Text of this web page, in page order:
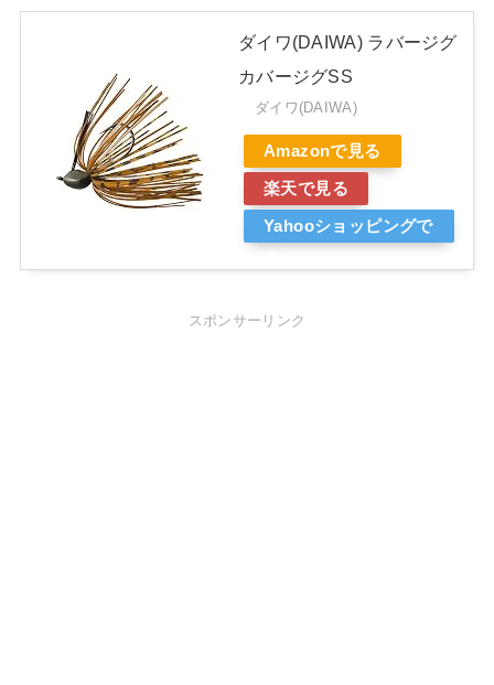
ダイワ(DAIWA) ラバージグ
カバージグSS
ダイワ(DAIWA)
Amazonで見る
楽天で見る
Yahooショッピングで
スポンサーリンク